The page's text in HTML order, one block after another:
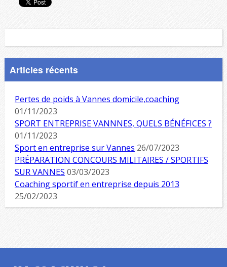
Articles récents
Pertes de poids à Vannes domicile,coaching
01/11/2023
SPORT ENTREPRISE VANNNES, QUELS BÉNÉFICES ?
01/11/2023
Sport en entreprise sur Vannes 26/07/2023
PRÉPARATION CONCOURS MILITAIRES / SPORTIFS
SUR VANNES 03/03/2023
Coaching sportif en entreprise depuis 2013
25/02/2023